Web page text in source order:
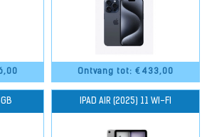
Ontvang tot: € 433,00
IPAD AIR (2025) 11 WI-FI